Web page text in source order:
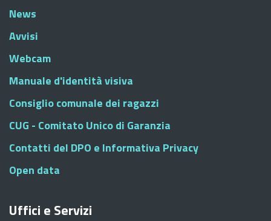
News
Avvisi
Webcam
Manuale d'identità visiva
Consiglio comunale dei ragazzi
CUG - Comitato Unico di Garanzia
Contatti del DPO e Informativa Privacy
Open data
Uffici e Servizi